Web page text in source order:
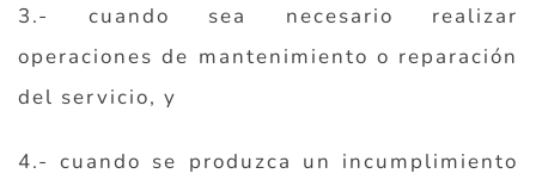
3.- cuando sea necesario realizar
operaciones de mantenimiento o reparación
del servicio, y
4.- cuando se produzca un incumplimiento